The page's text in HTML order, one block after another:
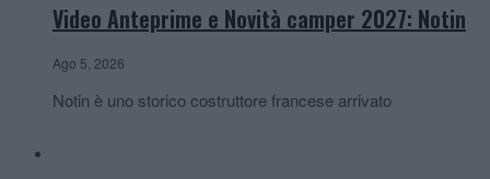
Video Anteprime e Novità camper 2027: Notin
Ago 5, 2026
Notin è uno storico costruttore francese arrivato